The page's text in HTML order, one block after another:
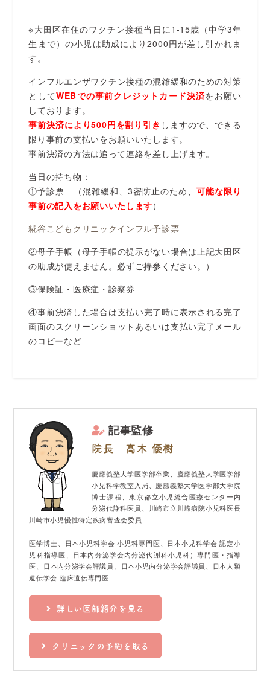
※大田区在住のワクチン接種当日に1-15歳（中学3年
生まで）の小児は助成により2000円が差し引かれま
す。
インフルエンザワクチン接種の混雑緩和のための対策
としてWEBでの事前クレジットカード決済をお願い
しております。
事前決済により500円を割り引き しますので、できる
限り事前の支払いをお願いいたします。
事前決済の方法は追って連絡を差し上げます。
当日の持ち物：
①予診票 （混雑緩和、3密防止のため、 可能な限り
事前の記入をお願いいたします）
糀谷こどもクリニックインフル予診票
②母子手帳（母子手帳の提示がない場合は上記大田区
の助成が使えません。必ずご持参ください。）
③保険証・医療症・診察券
④事前決済した場合は支払い完了時に表示される完了
画面のスクリーンショットあるいは支払い完了メール
のコピーなど
記事監修
院長 髙木 優樹
慶應義塾大学医学部卒業、慶應義塾大学医学部
小児科学教室入局、慶應義塾大学医学部大学院
博士課程、東京都立小児総合医療センター内
分泌代謝科医員、川崎市立川崎病院小児科医長
川崎市小児慢性特定疾病審査会委員
医学博士、日本小児科学会 小児科専門医、日本小児科学会 認定小
児科指導医、日本内分泌学会内分泌代謝科小児科）専門医・指導
医、日本内分泌学会評議員、日本小児内分泌学会評議員、日本人類
遺伝学会 臨床遺伝専門医
詳しい医師紹介を見る
クリニックの予約を取る